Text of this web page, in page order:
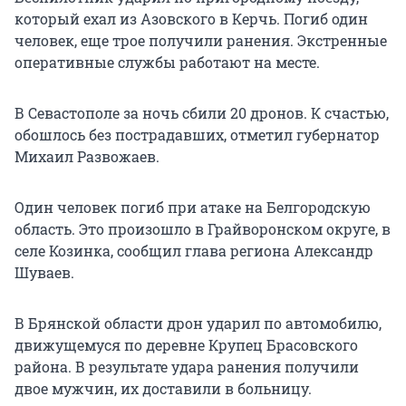
который ехал из Азовского в Керчь. Погиб один
человек, еще трое получили ранения. Экстренные
оперативные службы работают на месте.
В Севастополе за ночь сбили 20 дронов. К счастью,
обошлось без пострадавших, отметил губернатор
Михаил Развожаев.
Один человек погиб при атаке на Белгородскую
область. Это произошло в Грайворонском округе, в
селе Козинка, сообщил глава региона Александр
Шуваев.
В Брянской области дрон ударил по автомобилю,
движущемуся по деревне Крупец Брасовского
района. В результате удара ранения получили
двое мужчин, их доставили в больницу.